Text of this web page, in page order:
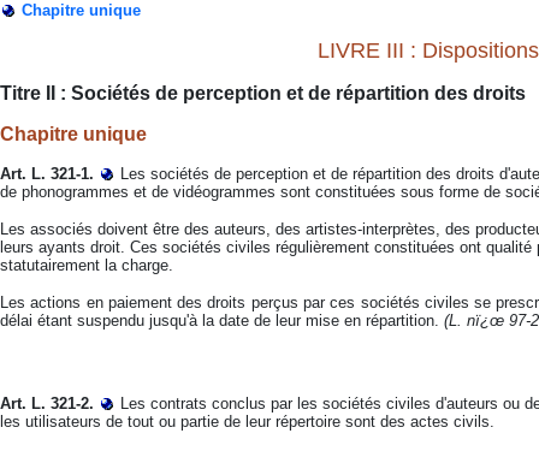
Chapitre unique
LIVRE III :
Titre II : Sociétés de perception et de répartition des droits
Chapitre unique
Art. L. 321-1.
Les sociétés de perception et de répartition des droits
de phonogrammes et de vidéogrammes sont constituées sous forme de
Les associés doivent être des auteurs, des artistes-interprètes, des
leurs ayants droit. Ces sociétés civiles régulièrement constituées ont
statutairement la charge.
Les actions en paiement des droits perçus par ces sociétés civiles se
délai étant suspendu jusqu'à la date de leur mise en répartition. (L. nï¿œ 97-
Art. L. 321-2.
Les contrats conclus par les sociétés civiles d'auteurs ou
les utilisateurs de tout ou partie de leur répertoire sont des actes civils.